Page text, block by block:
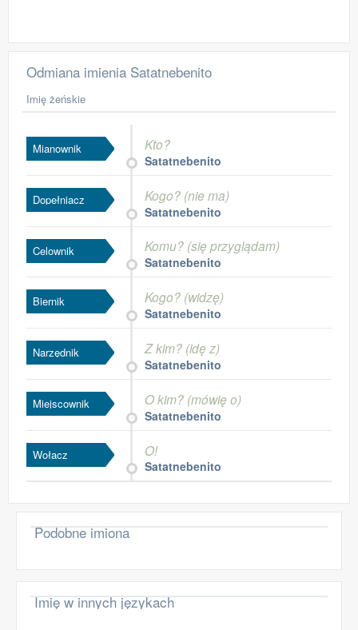
Odmiana imienia Satatnebenito
Imię żeńskie
Mianownik Kto?
Satatnebenito
Dopełniacz Kogo? (nie ma)
Satatnebenito
Celownik Komu? (się przyglądam)
Satatnebenito
Biernik Kogo? (widzę)
Satatnebenito
Narzędnik Z kim? (idę z)
Satatnebenito
Miejscownik O kim? (mówię o)
Satatnebenito
Wołacz O!
Satatnebenito
Podobne imiona
Imię w innych językach